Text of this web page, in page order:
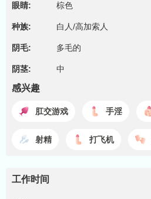
眼睛: 棕色
种族: 白人/高加索人
阴毛: 多毛的
阴茎: 中
感兴趣
肛交游戏 手淫
射精 打飞机
工作时间